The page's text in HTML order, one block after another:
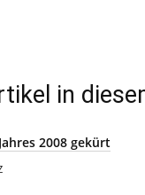
in
2008 gekürt